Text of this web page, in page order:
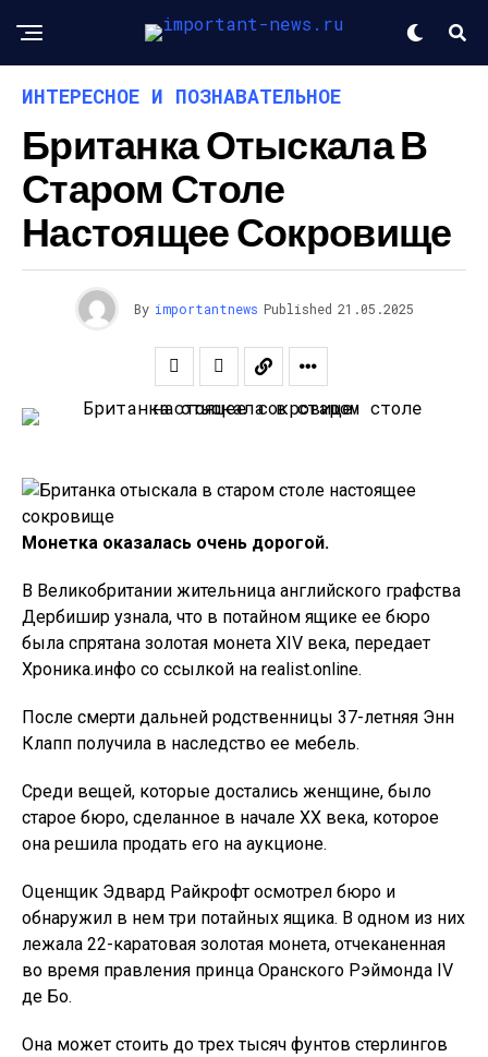
ИНТЕРЕСНОЕ И ПОЗНАВАТЕЛЬНОЕ
Британка Отыскала В
Старом Столе
Настоящее Сокровище
By importantnews Published 21.05.2025
Монетка оказалась очень дорогой.
В Великобритании жительница английского графства
Дербишир узнала, что в потайном ящике ее бюро
была спрятана золотая монета XIV века, передает
Хроника.инфо со ссылкой на realist.online.
После смерти дальней родственницы 37-летняя Энн
Клапп получила в наследство ее мебель.
Среди вещей, которые достались женщине, было
старое бюро, сделанное в начале XX века, которое
она решила продать его на аукционе.
Оценщик Эдвард Райкрофт осмотрел бюро и
обнаружил в нем три потайных ящика. В одном из них
лежала 22-каратовая золотая монета, отчеканенная
во время правления принца Оранского Рэймонда IV
де Бо.
Она может стоить до трех тысяч фунтов стерлингов